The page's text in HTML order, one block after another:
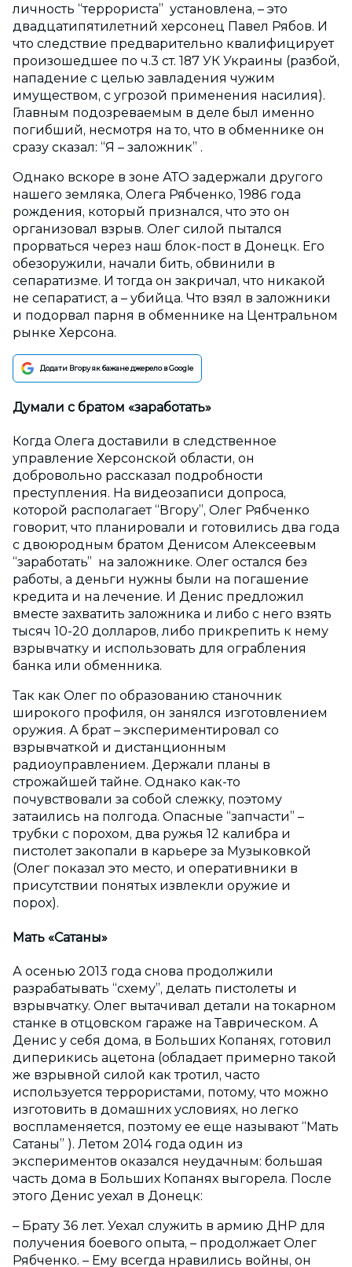
личность “террориста” установлена, – это
двадцатипятилетний херсонец Павел Рябов. И
что следствие предварительно квалифицирует
произошедшее по ч.3 ст. 187 УК Украины (разбой,
нападение с целью завладения чужим
имуществом, с угрозой применения насилия).
Главным подозреваемым в деле был именно
погибший, несмотря на то, что в обменнике он
сразу сказал: “Я – заложник” .
Однако вскоре в зоне АТО задержали другого
нашего земляка, Олега Рябченко, 1986 года
рождения, который признался, что это он
организовал взрыв. Олег силой пытался
прорваться через наш блок-пост в Донецк. Его
обезоружили, начали бить, обвинили в
сепаратизме. И тогда он закричал, что никакой
не сепаратист, а – убийца. Что взял в заложники
и подорвал парня в обменнике на Центральном
рынке Херсона.
Додати Вгору як бажане джерело в Google
Думали с братом «заработать»
Когда Олега доставили в следственное
управление Херсонской области, он
добровольно рассказал подробности
преступления. На видеозаписи допроса,
которой располагает “Вгору”, Олег Рябченко
говорит, что планировали и готовились два года
с двоюродным братом Денисом Алексеевым
“заработать” на заложнике. Олег остался без
работы, а деньги нужны были на погашение
кредита и на лечение. И Денис предложил
вместе захватить заложника и либо с него взять
тысяч 10-20 долларов, либо прикрепить к нему
взрывчатку и использовать для ограбления
банка или обменника.
Так как Олег по образованию станочник
широкого профиля, он занялся изготовлением
оружия. А брат – экспериментировал со
взрывчаткой и дистанционным
радиоуправлением. Держали планы в
строжайшей тайне. Однако как-то
почувствовали за собой слежку, поэтому
затаились на полгода. Опасные “запчасти” –
трубки с порохом, два ружья 12 калибра и
пистолет закопали в карьере за Музыковкой
(Олег показал это место, и оперативники в
присутствии понятых извлекли оружие и
порох).
Мать «Сатаны»
А осенью 2013 года снова продолжили
разрабатывать “схему”, делать пистолеты и
взрывчатку. Олег вытачивал детали на токарном
станке в отцовском гараже на Таврическом. А
Денис у себя дома, в Больших Копанях, готовил
диперикись ацетона (обладает примерно такой
же взрывной силой как тротил, часто
используется террористами, потому, что можно
изготовить в домашних условиях, но легко
воспламеняется, поэтому ее еще называют “Мать
Сатаны” ). Летом 2014 года один из
экспериментов оказался неудачным: большая
часть дома в Больших Копанях выгорела. После
этого Денис уехал в Донецк:
– Брату 36 лет. Уехал служить в армию ДНР для
получения боевого опыта, – продолжает Олег
Рябченко. – Ему всегда нравились войны, он